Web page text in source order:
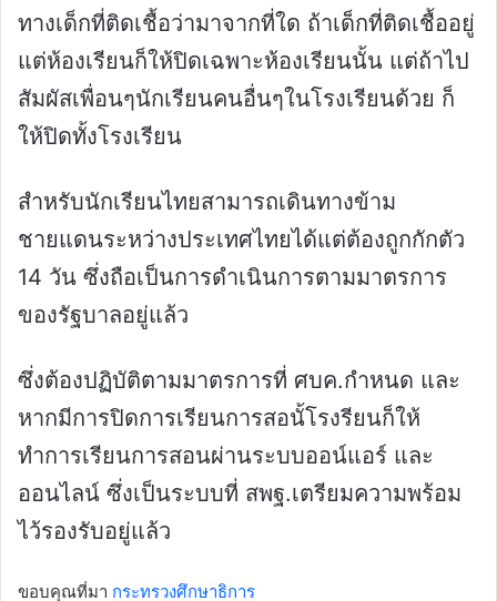
ทางเด็กที่ติดเชื้อว่ามาจากที่ใด ถ้าเด็กที่ติดเชื้ออยู่
แต่ห้องเรียนก็ให้ปิดเฉพาะห้องเรียนนั้น แต่ถ้าไป
สัมผัสเพื่อนๆนักเรียนคนอื่นๆในโรงเรียนด้วย ก็
ให้ปิดทั้งโรงเรียน
สำหรับนักเรียนไทยสามารถเดินทางข้าม
ชายแดนระหว่างประเทศไทยได้แต่ต้องถูกกักตัว
14 วัน ซึ่งถือเป็นการดำเนินการตามมาตรการ
ของรัฐบาลอยู่แล้ว
ซึ่งต้องปฏิบัติตามมาตรการที่ ศบค.กำหนด และ
หากมีการปิดการเรียนการสอนั้โรงรียนก็ให้
ทำการเรียนการสอนผ่านระบบออน์แอร์ และ
ออนไลน์ ซึ่งเป็นระบบที่ สพฐ.เตรียมความพร้อม
ไว้รองรับอยู่แล้ว
ขอบคุณที่มา กระทรวงศึกษาธิการ